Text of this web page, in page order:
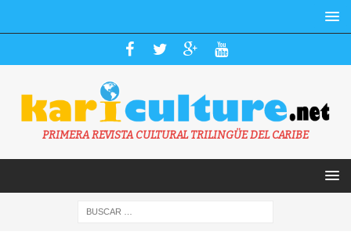
PRIMERA REVISTA CULTURAL TRILINGÜE DEL CARIBE